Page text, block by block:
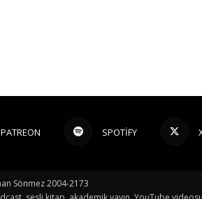
PATREON SPOTIFY
Sönmez 2004-2173